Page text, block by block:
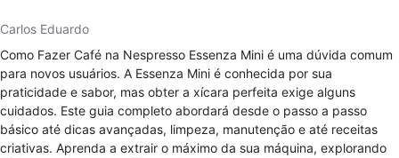
Carlos Eduardo
Como Fazer Café na Nespresso Essenza Mini é uma dúvida comum
para novos usuários. A Essenza Mini é conhecida por sua
praticidade e sabor, mas obter a xícara perfeita exige alguns
cuidados. Este guia completo abordará desde o passo a passo
básico até dicas avançadas, limpeza, manutenção e até receitas
criativas. Aprenda a extrair o máximo da sua máquina, explorando